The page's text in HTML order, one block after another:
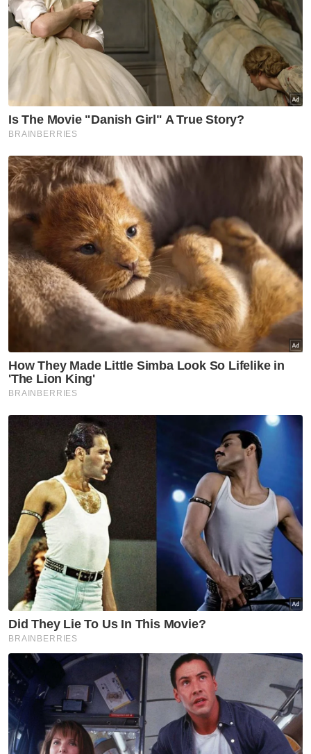
Semasa
Cubaan pecah rumah gagal,
bunyi penggera kejutkan
penghuni
Semasa
Tiada siasatan dibenarkan
terhadap akaun Najib dalam
Semasa
'Pinjam MyKad kawan untuk
dapatkan kerja'
Semasa
Tiga anggota polis maut
terkena renjatan elektrik